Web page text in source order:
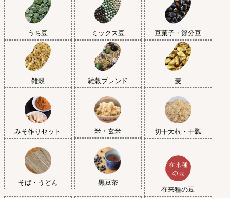
うち豆 ミックス豆 豆菓子・節分豆
雑穀 雑穀ブレンド 麦
みそ作りセット 米・玄米 切干大根・干瓢
そば・うどん
黒豆茶
在来種の豆